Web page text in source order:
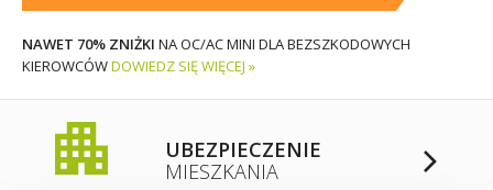
NAWET 70% ZNIŻKI NA OC/AC MINI DLA BEZSZKODOWYCH
KIEROWCÓWDOWIEDZ SIĘ WIĘCEJ »
UBEZPIECZENIE
MIESZKANIA